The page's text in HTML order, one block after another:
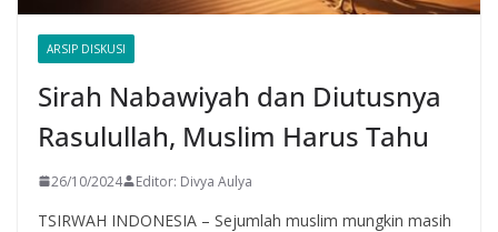
ARSIP DISKUSI
Sirah Nabawiyah dan Diutusnya
Rasulullah, Muslim Harus Tahu
26/10/2024 Editor: Divya Aulya
TSIRWAH INDONESIA – Sejumlah muslim mungkin masih